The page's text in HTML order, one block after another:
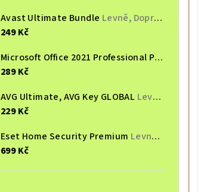
Avast Ultimate Bundle Levně, Doprava zdarma
249 Kč
Microsoft Office 2021 Professional Plus, online aktivace, druhotný, Multilingual
289 Kč
AVG Ultimate, AVG Key GLOBAL Levně, Doprava zdarma
229 Kč
Eset Home Security Premium Levně, Doprava zdarma
699 Kč